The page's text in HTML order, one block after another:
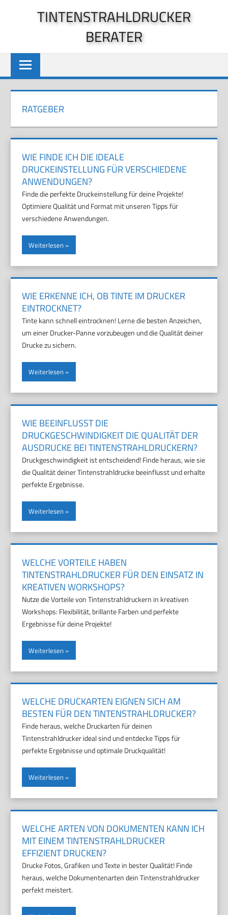
TINTENSTRAHLDRUCKER
BERATER
RATGEBER
WIE FINDE ICH DIE IDEALE
DRUCKEINSTELLUNG FÜR VERSCHIEDENE
ANWENDUNGEN?
Finde die perfekte Druckeinstellung für deine Projekte!
Optimiere Qualität und Format mit unseren Tipps für
verschiedene Anwendungen.
Weiterlesen
WIE ERKENNE ICH, OB TINTE IM DRUCKER
EINTROCKNET?
Tinte kann schnell eintrocknen! Lerne die besten Anzeichen,
um einer Drucker-Panne vorzubeugen und die Qualität deiner
Drucke zu sichern.
Weiterlesen
WIE BEEINFLUSST DIE
DRUCKGESCHWINDIGKEIT DIE QUALITÄT DER
AUSDRUCKE BEI TINTENSTRAHLDRUCKERN?
Druckgeschwindigkeit ist entscheidend! Finde heraus, wie sie
die Qualität deiner Tintenstrahldrucke beeinflusst und erhalte
perfekte Ergebnisse.
Weiterlesen
WELCHE VORTEILE HABEN
TINTENSTRAHLDRUCKER FÜR DEN EINSATZ IN
KREATIVEN WORKSHOPS?
Nutze die Vorteile von Tintenstrahldruckern in kreativen
Workshops: Flexibilität, brillante Farben und perfekte
Ergebnisse für deine Projekte!
Weiterlesen
WELCHE DRUCKARTEN EIGNEN SICH AM
BESTEN FÜR DEN TINTENSTRAHLDRUCKER?
Finde heraus, welche Druckarten für deinen
Tintenstrahldrucker ideal sind und entdecke Tipps für
perfekte Ergebnisse und optimale Druckqualität!
Weiterlesen
WELCHE ARTEN VON DOKUMENTEN KANN ICH
MIT EINEM TINTENSTRAHLDRUCKER
EFFIZIENT DRUCKEN?
Drucke Fotos, Grafiken und Texte in bester Qualität! Finde
heraus, welche Dokumentenarten dein Tintenstrahldrucker
perfekt meistert.